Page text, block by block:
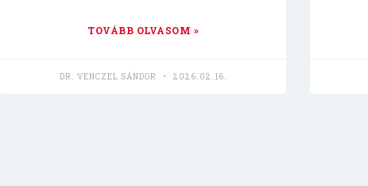
TOVÁBB OLVASOM »
DR. VENCZEL SÁNDOR 2026.02.16.